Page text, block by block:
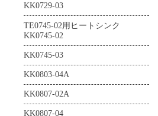
KK0729-03
TE0745-02用ヒートシンク
KK0745-02
KK0745-03
KK0803-04A
KK0807-02A
KK0807-04